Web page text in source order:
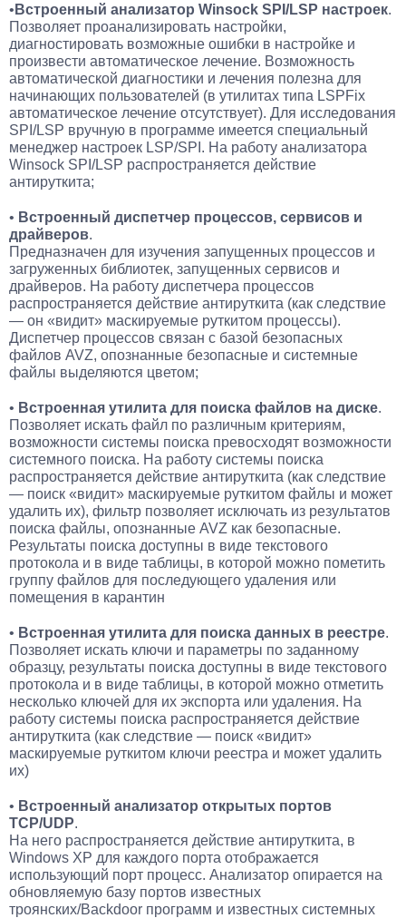
• Встроенный анализатор Winsock SPI/LSP настроек.
Позволяет проанализировать настройки,
диагностировать возможные ошибки в настройке и
произвести автоматическое лечение. Возможность
автоматической диагностики и лечения полезна для
начинающих пользователей (в утилитах типа LSPFix
автоматическое лечение отсутствует). Для исследования
SPI/LSP вручную в программе имеется специальный
менеджер настроек LSP/SPI. На работу анализатора
Winsock SPI/LSP распространяется действие
антируткита;
• Встроенный диспетчер процессов, сервисов и
драйверов.
Предназначен для изучения запущенных процессов и
загруженных библиотек, запущенных сервисов и
драйверов. На работу диспетчера процессов
распространяется действие антируткита (как следствие
— он «видит» маскируемые руткитом процессы).
Диспетчер процессов связан с базой безопасных
файлов AVZ, опознанные безопасные и системные
файлы выделяются цветом;
• Встроенная утилита для поиска файлов на диске.
Позволяет искать файл по различным критериям,
возможности системы поиска превосходят возможности
системного поиска. На работу системы поиска
распространяется действие антируткита (как следствие
— поиск «видит» маскируемые руткитом файлы и может
удалить их), фильтр позволяет исключать из результатов
поиска файлы, опознанные AVZ как безопасные.
Результаты поиска доступны в виде текстового
протокола и в виде таблицы, в которой можно пометить
группу файлов для последующего удаления или
помещения в карантин
• Встроенная утилита для поиска данных в реестре.
Позволяет искать ключи и параметры по заданному
образцу, результаты поиска доступны в виде текстового
протокола и в виде таблицы, в которой можно отметить
несколько ключей для их экспорта или удаления. На
работу системы поиска распространяется действие
антируткита (как следствие — поиск «видит»
маскируемые руткитом ключи реестра и может удалить
их)
• Встроенный анализатор открытых портов
TCP/UDP.
На него распространяется действие антируткита, в
Windows XP для каждого порта отображается
использующий порт процесс. Анализатор опирается на
обновляемую базу портов известных
троянских/Backdoor программ и известных системных